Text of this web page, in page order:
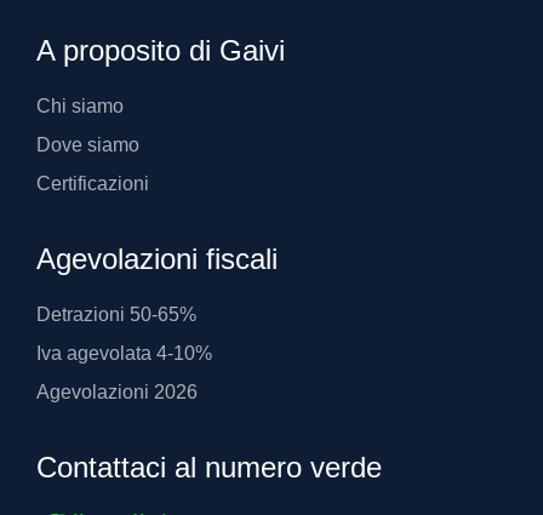
A proposito di Gaivi
Chi siamo
Dove siamo
Certificazioni
Agevolazioni fiscali
Detrazioni 50-65%
Iva agevolata 4-10%
Agevolazioni 2026
Contattaci al numero verde